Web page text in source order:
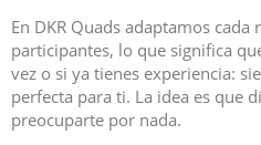
En DKR Quads adaptamos
participantes, lo que significa
vez o si ya tienes experiencia:
perfecta para ti. La idea es que
preocuparte por nada.